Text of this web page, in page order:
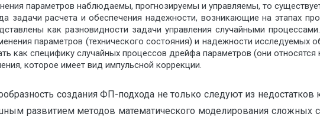
параметров наблюдаемы, прогнозируемы и управляемы, то
задачи расчета и обеспечения надежности, возни­кающие на этапах
как разновидности задачи управления случай­ными
параметров (технического состояния) и надежности исследуемых
как специфику случайных процессов дрейфа параметров (они
которое имеет вид импульсной коррекции.
создания ФП-подхода не только следуют из недостатков
развитием методов математического моделирования сложных